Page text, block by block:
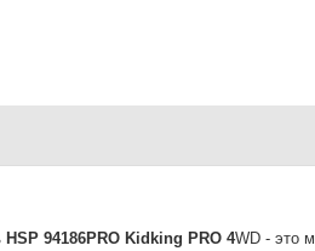
94186PRO Kidking PRO 4WD - это